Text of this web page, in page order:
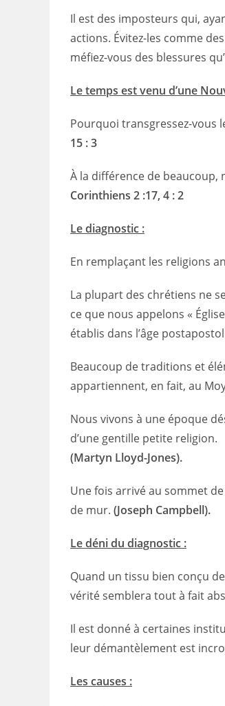
Il est des imposteurs qui,
actions. Évitez-les comme
méfiez-vous des blessures
Le temps est venu d’une
Pourquoi transgressez-vous
15 : 3
À la différence de beaucoup,
Corinthiens 2 :17, 4 : 2
Le diagnostic :
En remplaçant les religions
La plupart des chrétiens ne
ce que nous appelons «
établis dans l’âge
Beaucoup de traditions et
appartiennent, en fait, au
Nous vivons à une époque
d’une gentille petite religion.
(Martyn Lloyd-Jones).
Une fois arrivé au sommet
de mur. (Joseph Campbell).
Le déni du diagnostic :
Quand un tissu bien conçu
vérité semblera tout à fait
Il est donné à certaines
leur démantèlement est
Les causes :